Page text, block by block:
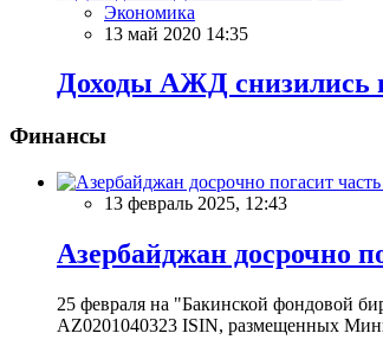
Экономика
13 май 2020 14:35
Доходы АЖД снизились
Финансы
13 февраль 2025, 12:43
Азербайджан досрочно
25 февраля на "Бакинской фондовой
AZ0201040323 ISIN, размещенных